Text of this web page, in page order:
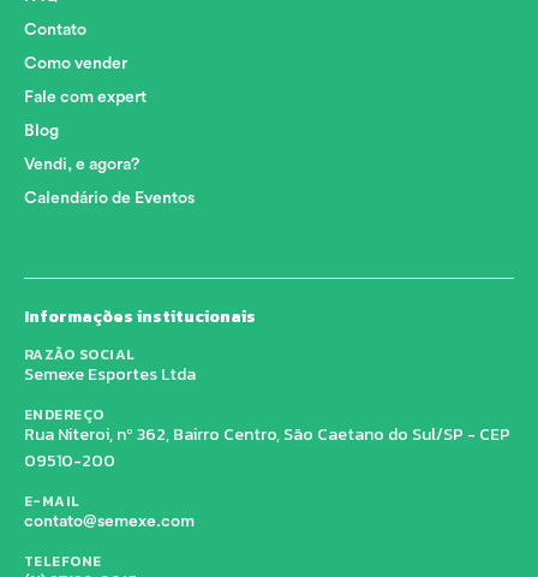
Contato
Como vender
Fale com expert
Blog
Vendi, e agora?
Calendário de Eventos
Informações institucionais
RAZÃO SOCIAL
Semexe Esportes Ltda
ENDEREÇO
Rua Niteroi, nº 362, Bairro Centro, São Caetano do Sul/SP - CEP
09510-200
E-MAIL
contato@semexe.com
TELEFONE